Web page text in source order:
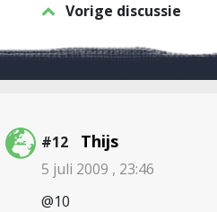
Vorige discussie
#12 Thijs
5 juli 2009 , 23:46
@10